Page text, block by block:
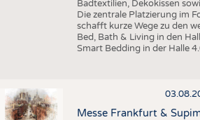
Badtextilien, Dekokissen
Die zentrale Platzierung im
schafft kurze Wege zu den
Bed, Bath & Living in den
Smart Bedding in der Halle
Messe Frankfurt &